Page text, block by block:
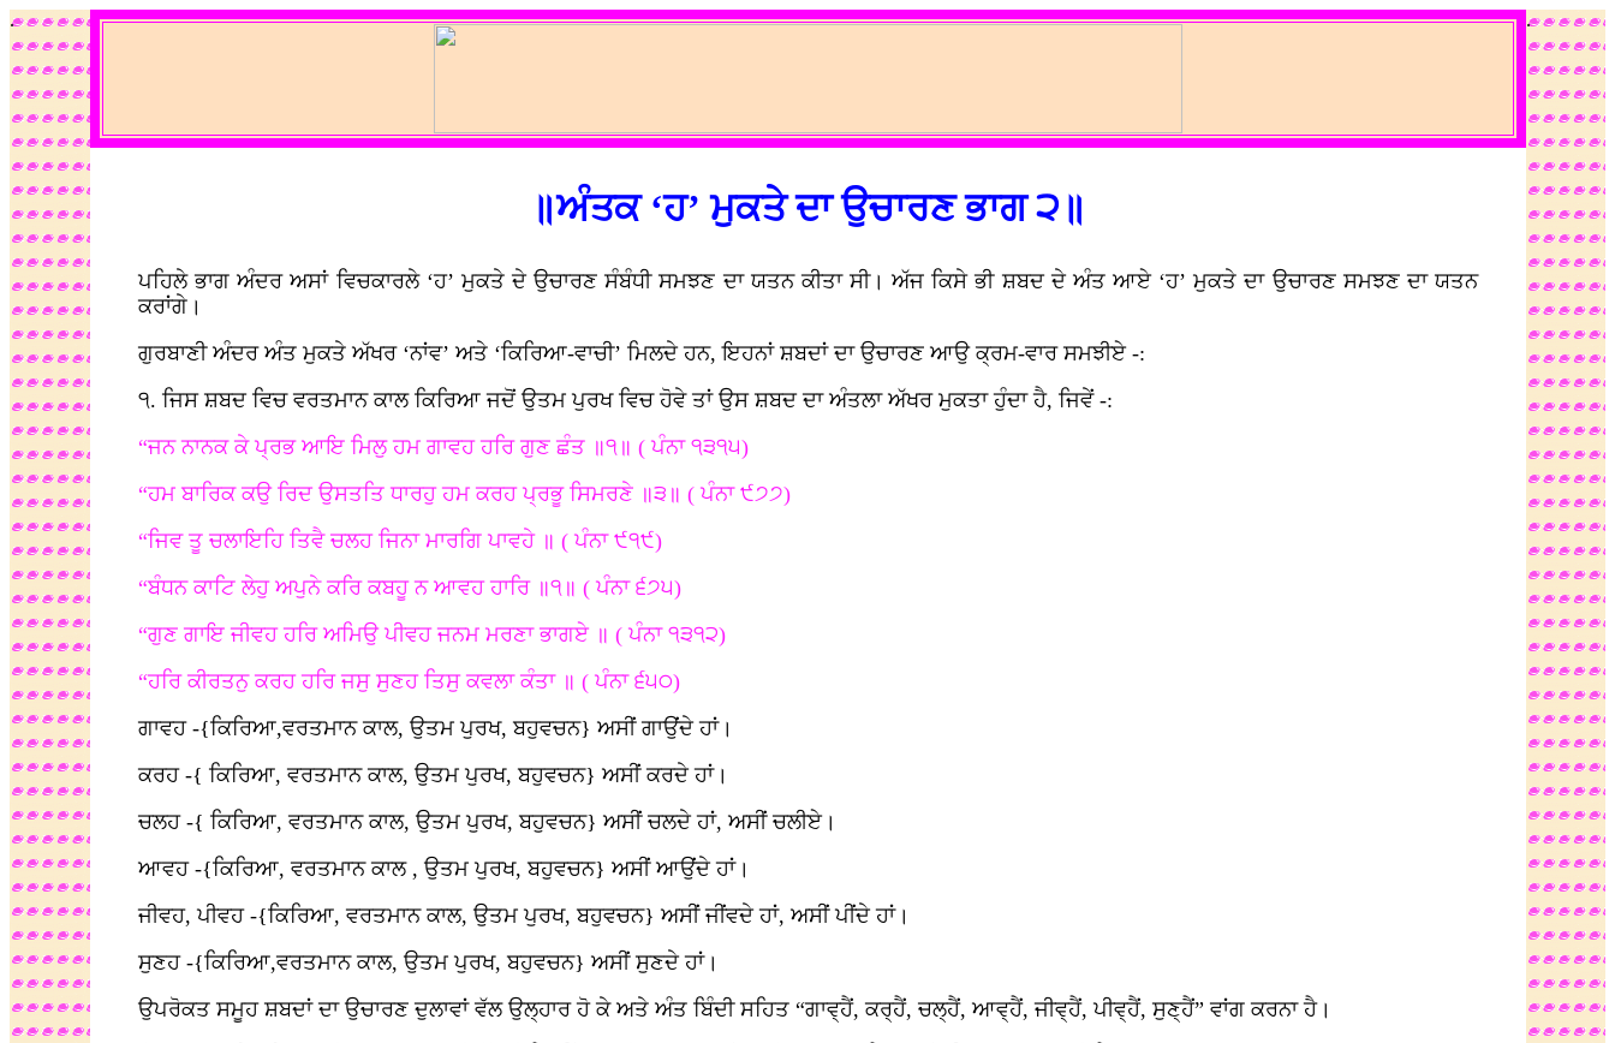
.
॥ਅੰਤਕ ‘ਹ’ ਮੁਕਤੇ ਦਾ ਉਚਾਰਣ ਭਾਗ ੨॥
ਪਹਿਲੇ ਭਾਗ ਅੰਦਰ ਅਸਾਂ ਵਿਚਕਾਰਲੇ ‘ਹ’ ਮੁਕਤੇ ਦੇ ਉਚਾਰਣ ਸੰਬੰਧੀ ਸਮਝਣ ਦਾ ਯਤਨ ਕੀਤਾ ਸੀ। ਅੱਜ ਕਿਸੇ ਭੀ ਸ਼ਬਦ ਦੇ ਅੰਤ ਆਏ ‘ਹ’ ਮੁਕਤੇ ਦਾ ਉਚਾਰਣ ਸਮਝਣ ਦਾ ਯਤਨ
ਕਰਾਂਗੇ।
ਗੁਰਬਾਣੀ ਅੰਦਰ ਅੰਤ ਮੁਕਤੇ ਅੱਖਰ ‘ਨਾਂਵ’ ਅਤੇ ‘ਕਿਰਿਆ-ਵਾਚੀ’ ਮਿਲਦੇ ਹਨ, ਇਹਨਾਂ ਸ਼ਬਦਾਂ ਦਾ ਉਚਾਰਣ ਆਉ ਕ੍ਰਮ-ਵਾਰ ਸਮਝੀਏ -:
੧. ਜਿਸ ਸ਼ਬਦ ਵਿਚ ਵਰਤਮਾਨ ਕਾਲ ਕਿਰਿਆ ਜਦੋਂ ਉਤਮ ਪੁਰਖ ਵਿਚ ਹੋਵੇ ਤਾਂ ਉਸ ਸ਼ਬਦ ਦਾ ਅੰਤਲਾ ਅੱਖਰ ਮੁਕਤਾ ਹੁੰਦਾ ਹੈ, ਜਿਵੇਂ -:
“ਜਨ ਨਾਨਕ ਕੇ ਪ੍ਰਭ ਆਇ ਮਿਲੁ ਹਮ ਗਾਵਹ ਹਰਿ ਗੁਣ ਛੰਤ ॥੧॥ ( ਪੰਨਾ ੧੩੧੫)
“ਹਮ ਬਾਰਿਕ ਕਉ ਰਿਦ ਉਸਤਤਿ ਧਾਰਹੁ ਹਮ ਕਰਹ ਪ੍ਰਭੂ ਸਿਮਰਣੇ ॥੩॥ ( ਪੰਨਾ ੯੭੭)
“ਜਿਵ ਤੂ ਚਲਾਇਹਿ ਤਿਵੈ ਚਲਹ ਜਿਨਾ ਮਾਰਗਿ ਪਾਵਹੇ ॥ ( ਪੰਨਾ ੯੧੯)
“ਬੰਧਨ ਕਾਟਿ ਲੇਹੁ ਅਪੁਨੇ ਕਰਿ ਕਬਹੂ ਨ ਆਵਹ ਹਾਰਿ ॥੧॥ ( ਪੰਨਾ ੬੭੫)
“ਗੁਣ ਗਾਇ ਜੀਵਹ ਹਰਿ ਅਮਿਉ ਪੀਵਹ ਜਨਮ ਮਰਣਾ ਭਾਗਏ ॥ ( ਪੰਨਾ ੧੩੧੨)
“ਹਰਿ ਕੀਰਤਨੁ ਕਰਹ ਹਰਿ ਜਸੁ ਸੁਣਹ ਤਿਸੁ ਕਵਲਾ ਕੰਤਾ ॥ ( ਪੰਨਾ ੬੫੦)
ਗਾਵਹ -{ਕਿਰਿਆ,ਵਰਤਮਾਨ ਕਾਲ, ਉਤਮ ਪੁਰਖ, ਬਹੁਵਚਨ} ਅਸੀਂ ਗਾਉਂਦੇ ਹਾਂ।
ਕਰਹ -{ ਕਿਰਿਆ, ਵਰਤਮਾਨ ਕਾਲ, ਉਤਮ ਪੁਰਖ, ਬਹੁਵਚਨ} ਅਸੀਂ ਕਰਦੇ ਹਾਂ।
ਚਲਹ -{ ਕਿਰਿਆ, ਵਰਤਮਾਨ ਕਾਲ, ਉਤਮ ਪੁਰਖ, ਬਹੁਵਚਨ} ਅਸੀਂ ਚਲਦੇ ਹਾਂ, ਅਸੀਂ ਚਲੀਏ।
ਆਵਹ -{ਕਿਰਿਆ, ਵਰਤਮਾਨ ਕਾਲ , ਉਤਮ ਪੁਰਖ, ਬਹੁਵਚਨ} ਅਸੀਂ ਆਉਂਦੇ ਹਾਂ।
ਜੀਵਹ, ਪੀਵਹ -{ਕਿਰਿਆ, ਵਰਤਮਾਨ ਕਾਲ, ਉਤਮ ਪੁਰਖ, ਬਹੁਵਚਨ} ਅਸੀਂ ਜੀਂਵਦੇ ਹਾਂ, ਅਸੀਂ ਪੀਂਦੇ ਹਾਂ।
ਸੁਣਹ -{ਕਿਰਿਆ,ਵਰਤਮਾਨ ਕਾਲ, ਉਤਮ ਪੁਰਖ, ਬਹੁਵਚਨ} ਅਸੀਂ ਸੁਣਦੇ ਹਾਂ।
ਉਪਰੋਕਤ ਸਮੂਹ ਸ਼ਬਦਾਂ ਦਾ ਉਚਾਰਣ ਦੁਲਾਵਾਂ ਵੱਲ ਉਲ੍ਹਾਰ ਹੋ ਕੇ ਅਤੇ ਅੰਤ ਬਿੰਦੀ ਸਹਿਤ “ਗਾਵ੍ਹੈਂ, ਕਰ੍ਹੈਂ, ਚਲ੍ਹੈਂ, ਆਵ੍ਹੈਂ, ਜੀਵ੍ਹੈਂ, ਪੀਵ੍ਹੈਂ, ਸੁਣ੍ਹੈਂ” ਵਾਂਗ ਕਰਨਾ ਹੈ।
.